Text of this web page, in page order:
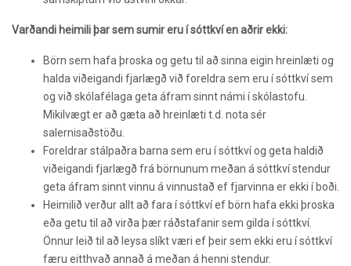
Varðandi heimili þar sem sumir eru í sóttkví en aðrir ekki:
Börn sem hafa þroska og getu til að sinna eigin hreinlæti og
halda viðeigandi fjarlægð við foreldra sem eru í sóttkví sem
og við skólafélaga geta áfram sinnt námi í skólastofu.
Mikilvægt er að gæta að hreinlæti t.d. nota sér
salernisaðstöðu.
Foreldrar stálpaðra barna sem eru í sóttkví og geta haldið
viðeigandi fjarlægð frá börnunum meðan á sóttkví stendur
geta áfram sinnt vinnu á vinnustað ef fjarvinna er ekki í boði.
Heimilið verður allt að fara í sóttkví ef börn hafa ekki þroska
eða getu til að virða þær ráðstafanir sem gilda í sóttkví.
Önnur leið til að leysa slíkt væri ef þeir sem ekki eru í sóttkví
færu eitthvað annað á meðan á henni stendur.